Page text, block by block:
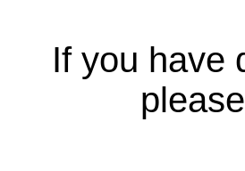
If you have